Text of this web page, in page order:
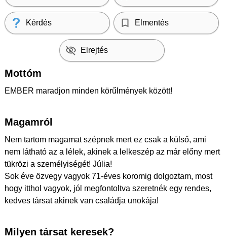
Kérdés Elmentés
Elrejtés
Mottóm
EMBER maradjon minden körűlmények között!
Magamról
Nem tartom magamat szépnek mert ez csak a külső, ami
nem látható az a lélek, akinek a lelkeszép az már előny mert
tükrözi a személyiségét! Júlia!
Sok éve özvegy vagyok 71-éves koromig dolgoztam, most
hogy itthol vagyok, jól megfontoltva szeretnék egy rendes,
kedves társat akinek van családja unokája!
Milyen társat keresek?